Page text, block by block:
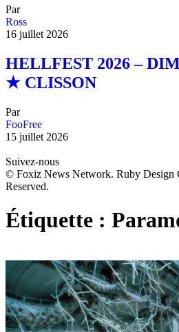
Par
Ross
16 juillet 2026
HELLFEST 2026 –
★ CLISSON
Par
FooFree
15 juillet 2026
Suivez-nous
© Foxiz News Network. Ruby Design
Reserved.
Étiquette :